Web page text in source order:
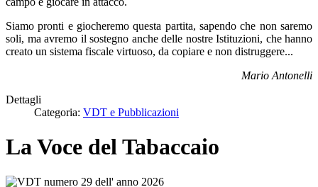
Siamo pronti e giocheremo questa partita, sapendo che non saremo
soli, ma avremo il sostegno anche delle nostre Istituzioni, che hanno
creato un sistema fiscale virtuoso, da copiare e non distruggere...
Mario Antonelli
Dettagli
Categoria: VDT e Pubblicazioni
La Voce del Tabaccaio